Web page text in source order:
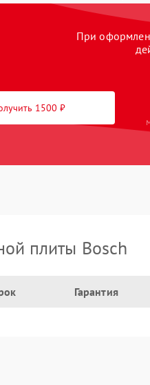
При
1500 ₽
плиты Bosch
Гарантия